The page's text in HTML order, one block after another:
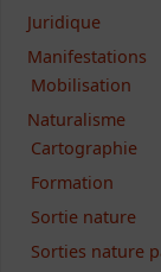
Juridique
Manifestations
Mobilisation
Naturalisme
Cartographie
Formation
Sortie nature
Sorties nature